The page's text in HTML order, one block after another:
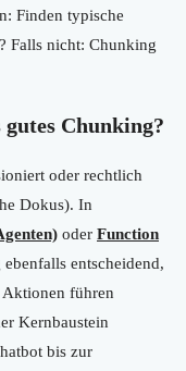
Finden typische
Falls nicht: Chunking
Chunking?
oder rechtlich
Dokus). In
oder Function
entscheidend,
führen
Kernbaustein
bis zur